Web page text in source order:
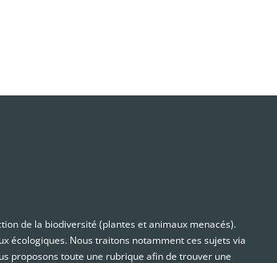
de la biodiversité (plantes et animaux menacés).
écologiques. Nous traitons notamment ces sujets via
proposons toute une rubrique afin de trouver une